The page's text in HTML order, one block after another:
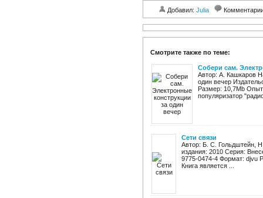
Добавил: Julia
Смотрите также по теме:
Собери сам.
Автор: А. Кашкаров
один вечер
Размер: 10,7Mb
популяризатор
Сети связи
Автор: Б. С. Гольдштейн,
издания: 2010 Серия:
9775-0474-4 Формат: djvu
Книга является ...